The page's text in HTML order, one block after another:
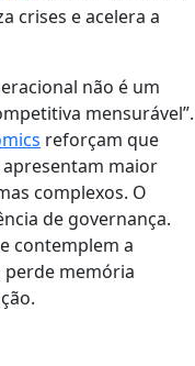
crises e acelera a
não é um
mensurável”.
reforçam que
maior
complexos. O
de governança.
contemplem a
perde memória